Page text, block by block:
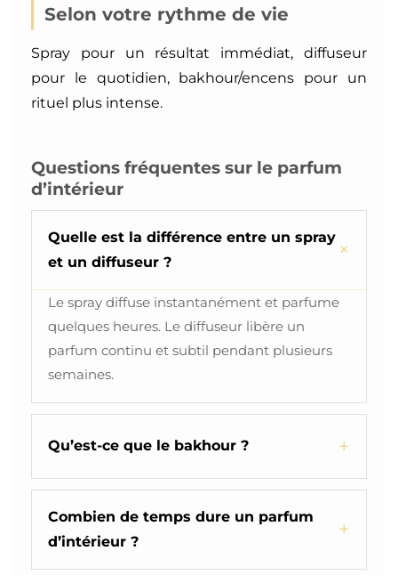
Selon votre rythme de vie
Spray pour un résultat immédiat, diffuseur
pour le quotidien, bakhour/encens pour un
rituel plus intense.
Questions fréquentes sur le parfum
d’intérieur
Quelle est la différence entre un spray
et un diffuseur ?
Le spray diffuse instantanément et parfume
quelques heures. Le diffuseur libère un
parfum continu et subtil pendant plusieurs
semaines.
Qu’est-ce que le bakhour ?
Combien de temps dure un parfum
d’intérieur ?